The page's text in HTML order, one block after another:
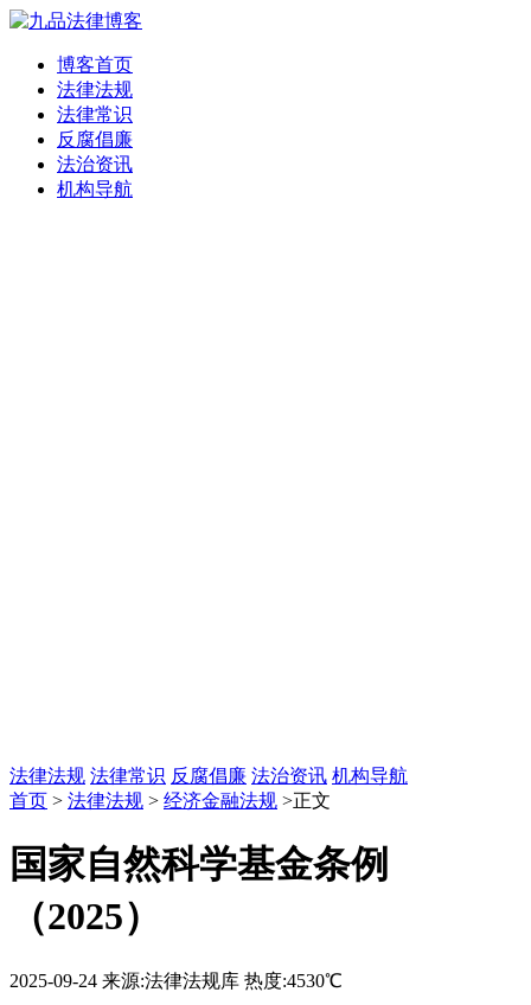
博客首页
法律法规
法律常识
反腐倡廉
法治资讯
机构导航
法律法规 法律常识 反腐倡廉 法治资讯 机构导航
首页 > 法律法规 > 经济金融法规 >正文
国家自然科学基金条例
（2025）
2025-09-24 来源:法律法规库 热度:4530℃